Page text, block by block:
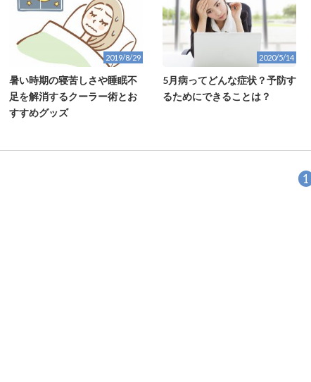
2019/8/29
暑い時期の寝苦しさや睡眠不
足を解消するクーラー術とお
すすめグッズ
2020/5/14
5月病ってどんな症状？予防す
るためにできることは？
1